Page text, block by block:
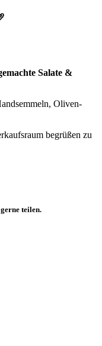
Salate &
Oliven-
begrüßen zu
teilen.